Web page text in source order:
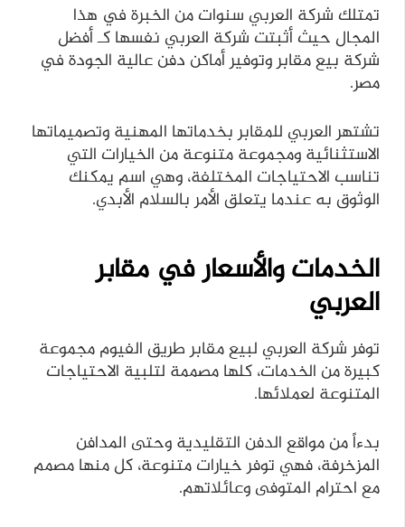
تمتلك شركة العربي سنوات من الخبرة في هذا
المجال حيث أثبتت شركة العربي نفسها كـ أفضل
شركة بيع مقابر وتوفير أماكن دفن عالية الجودة في
مصر.
تشتهر العربي للمقابر بخدماتها المهنية وتصميماتها
الاستثنائية ومجموعة متنوعة من الخيارات التي
تناسب الاحتياجات المختلفة، وهي اسم يمكنك
الوثوق به عندما يتعلق الأمر بالسلام الأبدي.
الخدمات والأسعار في مقابر
العربي
توفر شركة العربي لبيع مقابر طريق الفيوم مجموعة
كبيرة من الخدمات، كلها مصممة لتلبية الاحتياجات
المتنوعة لعملائها.
بدءاً من مواقع الدفن التقليدية وحتى المدافن
المزخرفة، فهي توفر خيارات متنوعة، كل منها مصمم
مع احترام المتوفى وعائلاتهم.